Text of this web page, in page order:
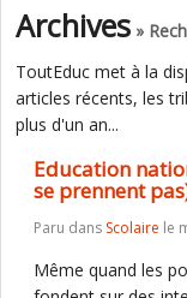
Archives »
ToutEduc met à la
articles récents, les
plus d'un an...
Education
se prennent
Paru dans Scolaire le
Même quand les